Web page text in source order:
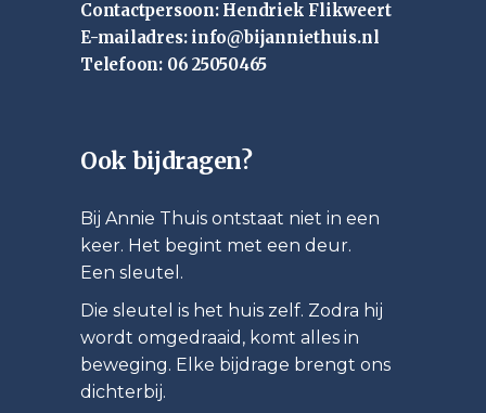
Contactpersoon: Hendriek Flikweert
E-mailadres: info@bijanniethuis.nl
Telefoon: 06 25050465
Ook bijdragen?
Bij Annie Thuis ontstaat niet in een
keer. Het begint met een deur.
Een sleutel.
Die sleutel is het huis zelf. Zodra hij
wordt omgedraaid, komt alles in
beweging. Elke bijdrage brengt ons
dichterbij.